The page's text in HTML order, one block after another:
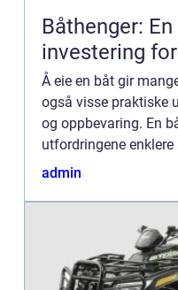
Båthenger: En
investering
Å eie en båt gir
også visse praktiske
og oppbevaring. En
utfordringene enklere
admin